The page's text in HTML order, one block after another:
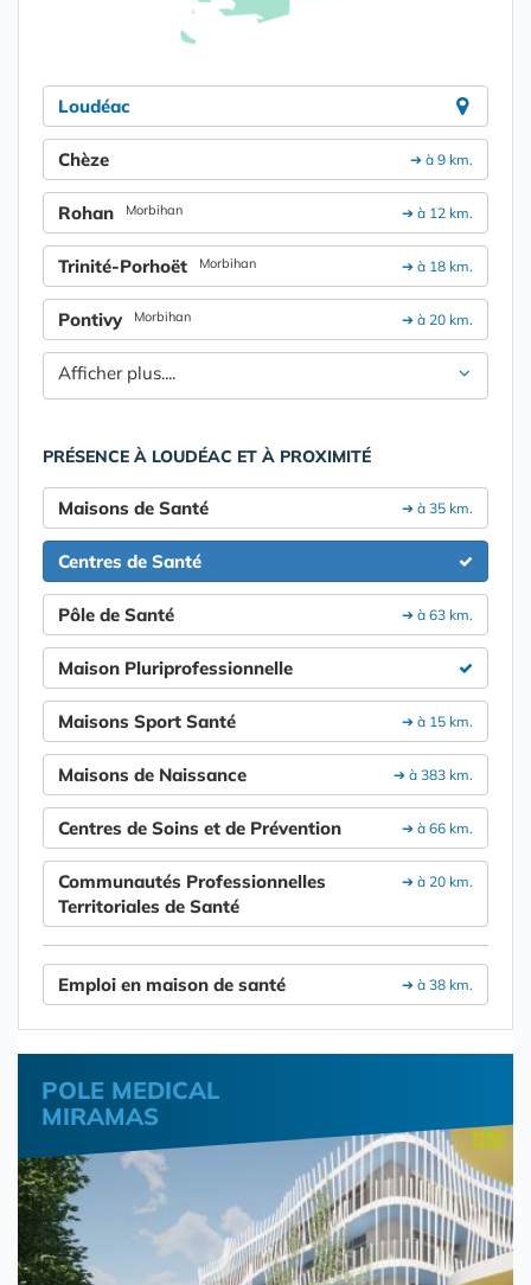
Loudéac
➔ à 9 km.
Chèze
➔ à 12 km.
Rohan Morbihan
➔ à 18 km.
Trinité-Porhoët Morbihan
➔ à 20 km.
Pontivy Morbihan
Afficher plus....
PRÉSENCE À LOUDÉAC ET À PROXIMITÉ
➔ à 35 km.
Maisons de Santé
Centres de Santé
➔ à 63 km.
Pôle de Santé
Maison Pluriprofessionnelle
➔ à 15 km.
Maisons Sport Santé
➔ à 383 km.
Maisons de Naissance
➔ à 66 km.
Centres de Soins et de Prévention
➔ à 20 km.
Communautés Professionnelles
Territoriales de Santé
➔ à 38 km.
Emploi en maison de santé
POLE MEDICAL
MIRAMAS